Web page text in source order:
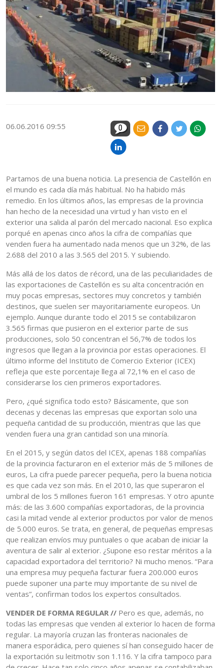
06.06.2016 09:55 0
Partamos de una buena noticia. La presencia de Castellón en
el mundo es cada día más habitual. No ha habido más
remedio. En los últimos años, las empresas de la provincia
han hecho de la necesidad una virtud y han visto en el
exterior una salida al parón del mercado nacional. Eso explica
porqué en apenas cinco años la cifra de compañías que
venden fuera ha aumentado nada menos que un 32%, de las
2.688 del 2010 a las 3.565 del 2015. Y subiendo.
Más allá de los datos de récord, una de las peculiaridades de
las exportaciones de Castellón es su alta concentración en
muy pocas empresas, sectores muy concretos y también
destinos, que suelen ser mayoritariamente europeos. Un
ejemplo. Aunque durante todo el 2015 se contabilizaron
3.565 firmas que pusieron en el exterior parte de sus
producciones, solo 50 concentran el 56,7% de todos los
ingresos que llegan a la provincia por estas operaciones. El
último informe del Instituto de Comercio Exterior (ICEX)
refleja que este porcentaje llega al 72,1% en el caso de
considerarse los cien primeros exportadores.
Pero, ¿qué significa todo esto? Básicamente, que son
decenas y decenas las empresas que exportan solo una
pequeña cantidad de su producción, mientras que las que
venden fuera una gran cantidad son una minoría.
En el 2015, y según datos del ICEX, apenas 188 compañías
de la provincia facturaron en el exterior más de 5 millones de
euros, La cifra puede parecer pequeña, pero la buena noticia
es que cada vez son más. En el 2010, las que superaron el
umbral de los 5 millones fueron 161 empresas. Y otro apunte
más: de las 3.600 compañías exportadoras, de la provincia
casi la mitad vende al exterior productos por valor de menos
de 5.000 euros. Se trata, en general, de pequeñas empresas
que realizan envíos muy puntuales o que acaban de iniciar la
aventura de salir al exterior. ¿Supone eso restar méritos a la
capacidad exportadora del territorio? Ni mucho menos. “Para
una empresa muy pequeña facturar fuera 200.000 euros
puede suponer una parte muy importante de su nivel de
ventas”, confirman todos los expertos consultados.
VENDER DE FORMA REGULAR // Pero es que, además, no
todas las empresas que venden al exterior lo hacen de forma
regular. La mayoría cruzan las fronteras nacionales de
manera esporádica, pero quienes sí han conseguido hacer de
la exportación su leitmotiv son 1.116. Y la cifra tampoco para